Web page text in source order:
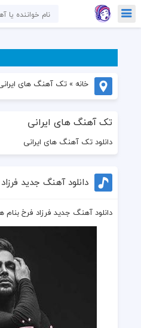
خانه »تک آهنگ های
تک آهنگ های ایرانی
دانلود تک آهنگ های ایرانی
دانلود آهنگ جدید
دانلود آهنگ جدید فرزاد فرخ بنام